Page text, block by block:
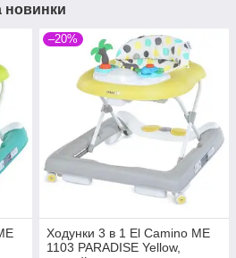
новинки
–20%
Ходунки 3 в 1 El Camino ME
1103 PARADISE Yellow,